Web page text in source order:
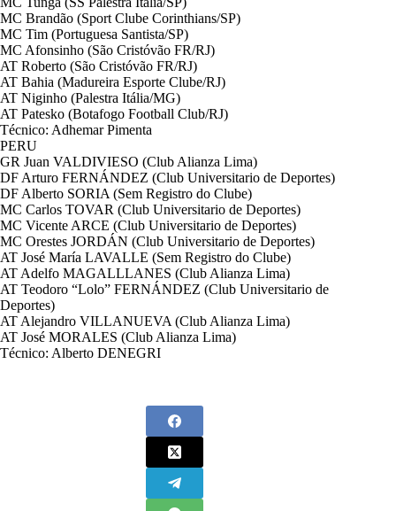
MC Brandão (Sport Clube Corinthians/SP)
MC Tim (Portuguesa Santista/SP)
MC Afonsinho (São Cristóvão FR/RJ)
AT Roberto (São Cristóvão FR/RJ)
AT Bahia (Madureira Esporte Clube/RJ)
AT Niginho (Palestra Itália/MG)
AT Patesko (Botafogo Football Club/RJ)
Técnico: Adhemar Pimenta
PERU
GR Juan VALDIVIESO (Club Alianza Lima)
DF Arturo FERNÁNDEZ (Club Universitario de Deportes)
DF Alberto SORIA (Sem Registro do Clube)
MC Carlos TOVAR (Club Universitario de Deportes)
MC Vicente ARCE (Club Universitario de Deportes)
MC Orestes JORDÁN (Club Universitario de Deportes)
AT José María LAVALLE (Sem Registro do Clube)
AT Adelfo MAGALLLANES (Club Alianza Lima)
AT Teodoro “Lolo” FERNÁNDEZ (Club Universitario de
Deportes)
AT Alejandro VILLANUEVA (Club Alianza Lima)
AT José MORALES (Club Alianza Lima)
Técnico: Alberto DENEGRI